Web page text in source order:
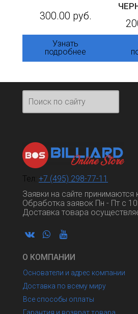
300.00 руб.
Узнать
подробнее
Тел: +7 (495) 298-77-11
Заявки на сайте принимаются
Обработка заявок Пн - Пт с
Доставка товара
О КОМПАНИИ
Основатели и адрес компании
Доставка по всему миру
Все способы оплаты
Гарантия и возврат товара